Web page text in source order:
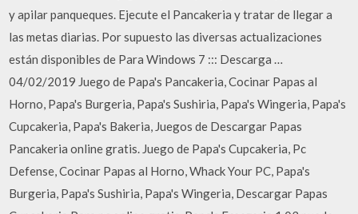
y apilar panqueques. Ejecute el Pancakeria y tratar de llegar a
las metas diarias. Por supuesto las diversas actualizaciones
están disponibles de Para Windows 7 ::: Descarga …
04/02/2019 Juego de Papa's Pancakeria, Cocinar Papas al
Horno, Papa's Burgeria, Papa's Sushiria, Papa's Wingeria, Papa's
Cupcakeria, Papa's Bakeria, Juegos de Descargar Papas
Pancakeria online gratis. Juego de Papa's Cupcakeria, Pc
Defense, Cocinar Papas al Horno, Whack Your PC, Papa's
Burgeria, Papa's Sushiria, Papa's Wingeria, Descargar Papas